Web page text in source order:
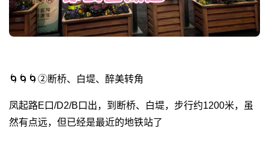
🌀🌀🌀②断桥、白堤、醉美转角
凤起路E口/D2/B口出，到断桥、白堤，步行约1200米，虽
然有点远，但已经是最近的地铁站了